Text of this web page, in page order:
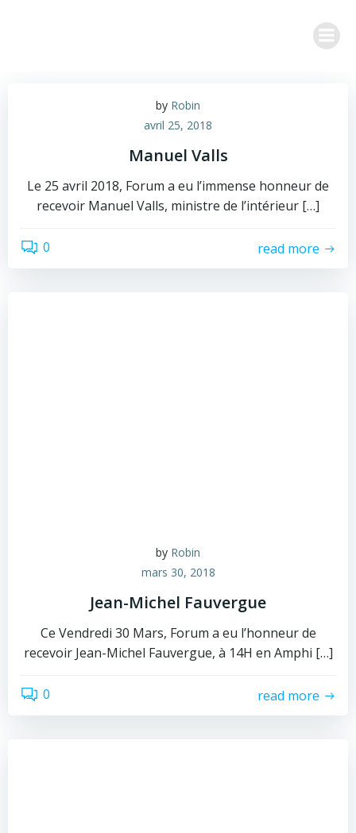
by Robin
avril 25, 2018
Manuel Valls
Le 25 avril 2018, Forum a eu l’immense honneur de
recevoir Manuel Valls, ministre de l’intérieur […]
0 read more
by Robin
mars 30, 2018
Jean-Michel Fauvergue
Ce Vendredi 30 Mars, Forum a eu l’honneur de
recevoir Jean-Michel Fauvergue, à 14H en Amphi […]
0 read more